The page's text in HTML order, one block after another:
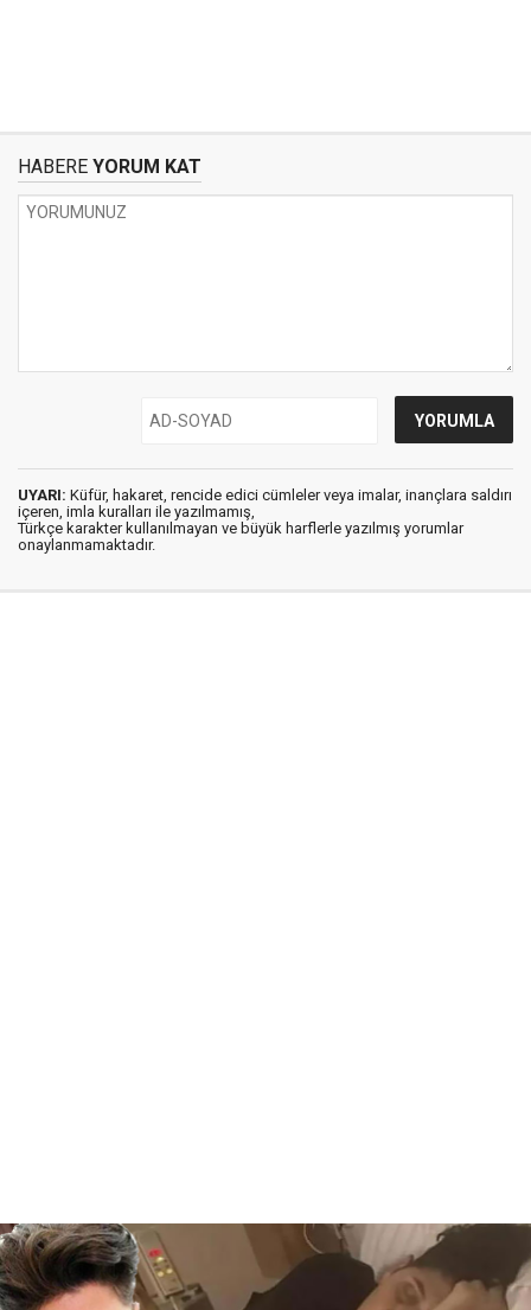
HABERE YORUM KAT
UYARI: Küfür, hakaret, rencide edici cümleler veya imalar, inançlara saldırı
içeren, imla kuralları ile yazılmamış,
Türkçe karakter kullanılmayan ve büyük harflerle yazılmış yorumlar
onaylanmamaktadır.